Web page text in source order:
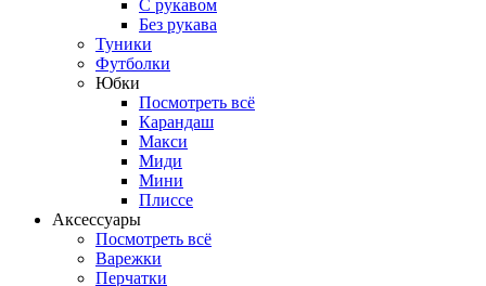
C рукавом
Без рукава
Туники
Футболки
Юбки
Посмотреть всё
Карандаш
Макси
Миди
Мини
Плиссе
Аксессуары
Посмотреть всё
Варежки
Перчатки